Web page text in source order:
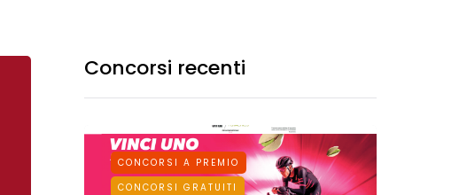
Concorsi recenti
CONCORSI A PREMIO
CONCORSI GRATUITI